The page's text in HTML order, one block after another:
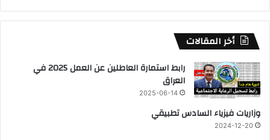
أخر المقالات
رابط استمارة العاطلين عن العمل 2025 في
العراق
2025-06-14
وزاريات فيزياء السادس تطبيقي
2024-12-20